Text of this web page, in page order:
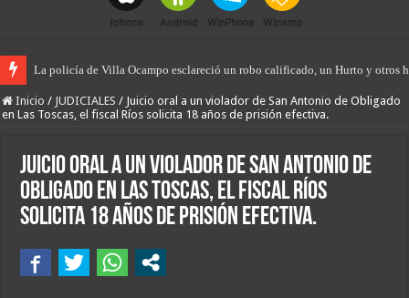
Hallazgo histórico en San Antonio de Obligado, encuentran la primera fosa
Inicio / JUDICIALES / Juicio oral a un violador de San Antonio de Obligado
en Las Toscas, el fiscal Ríos solicita 18 años de prisión efectiva.
Juicio oral a un violador de San Antonio de
Obligado en Las Toscas, el fiscal Ríos
solicita 18 años de prisión efectiva.